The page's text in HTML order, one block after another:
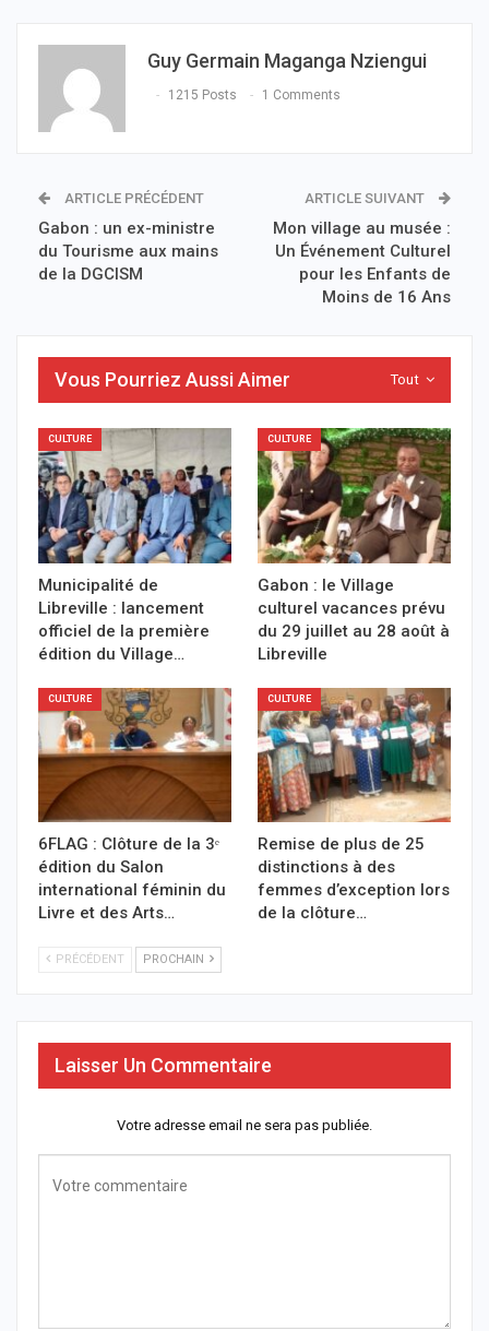
Guy Germain Maganga Nziengui
1215 Posts 1 Comments
ARTICLE PRÉCÉDENT
Gabon : un ex-ministre
du Tourisme aux mains
de la DGCISM
ARTICLE SUIVANT
Mon village au musée :
Un Événement Culturel
pour les Enfants de
Moins de 16 Ans
Tout
Vous Pourriez Aussi Aimer
CULTURE
Municipalité de
Libreville : lancement
officiel de la première
édition du Village…
CULTURE
Gabon : le Village
culturel vacances prévu
du 29 juillet au 28 août à
Libreville
CULTURE
6FLAG : Clôture de la 3ᵉ
édition du Salon
international féminin du
Livre et des Arts…
CULTURE
Remise de plus de 25
distinctions à des
femmes d’exception lors
de la clôture…
PRÉCÉDENT PROCHAIN
Laisser Un Commentaire
Votre adresse email ne sera pas publiée.